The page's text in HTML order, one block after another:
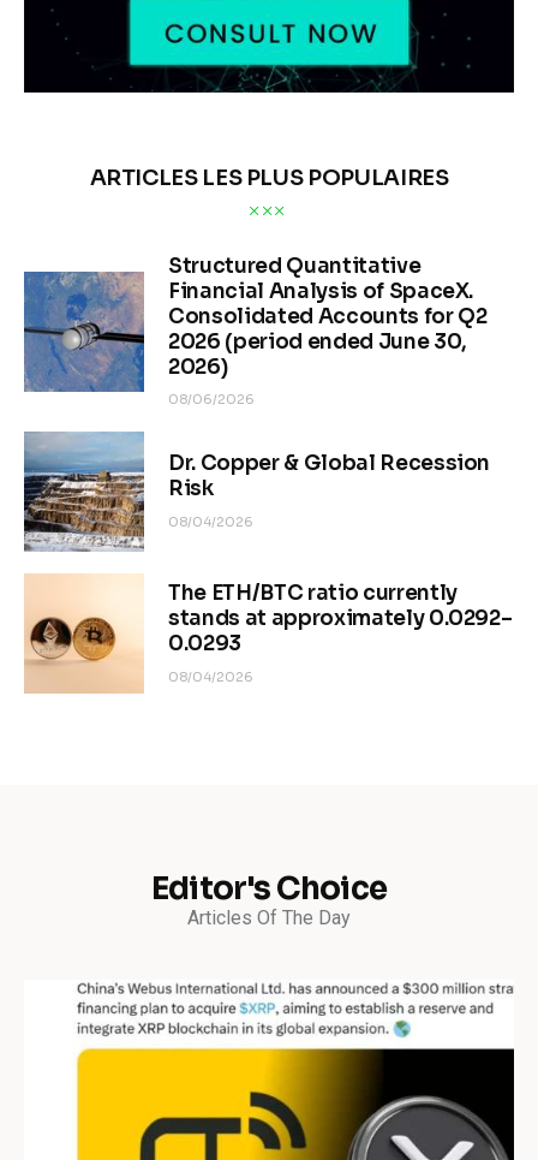
ARTICLES LES PLUS POPULAIRES
Structured Quantitative
Financial Analysis of SpaceX.
Consolidated Accounts for Q2
2026 (period ended June 30,
2026)
08/06/2026
Dr. Copper & Global Recession
Risk
08/04/2026
The ETH/BTC ratio currently
stands at approximately 0.0292–
0.0293
08/04/2026
Editor's Choice
Articles Of The Day